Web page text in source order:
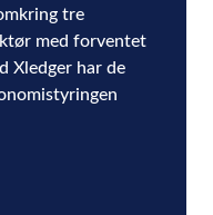
tre
med forventet
Xledger har de